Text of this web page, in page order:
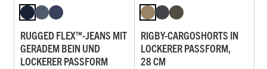
RUGGED FLEX™-JEANS MIT
GERADEM BEIN UND
LOCKERER PASSFORM
RIGBY-CARGOSHORTS IN
LOCKERER PASSFORM,
28 CM